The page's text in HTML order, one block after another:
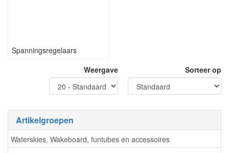
Artikelgroepen
Waterskies, Wakeboard, funtubes en accessoires
Spanningsregelaars
Weergave
Sorteer op